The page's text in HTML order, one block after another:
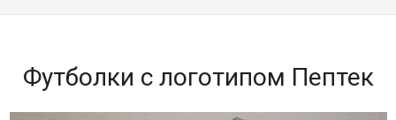
Футболки с логотипом Пептек